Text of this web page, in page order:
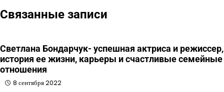
Связанные записи
Светлана Бондарчук- успешная актриса и режиссер,
история ее жизни, карьеры и счастливые семейные
отношения
8 сентября 2022